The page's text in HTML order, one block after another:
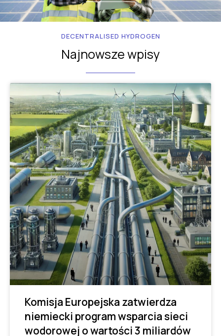
DECENTRALISED HYDROGEN
Najnowsze wpisy
Komisja Europejska zatwierdza
niemiecki program wsparcia sieci
wodorowej o wartości 3 miliardów